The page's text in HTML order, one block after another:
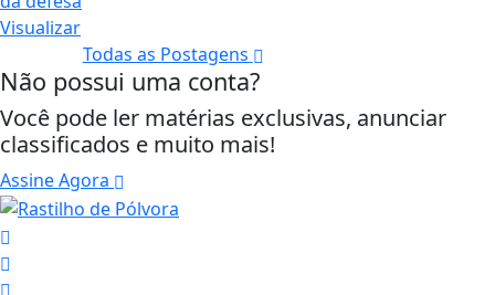
Visualizar
Todas as Postagens
Não possui uma conta?
Você pode ler matérias exclusivas, anunciar
classificados e muito mais!
Assine Agora